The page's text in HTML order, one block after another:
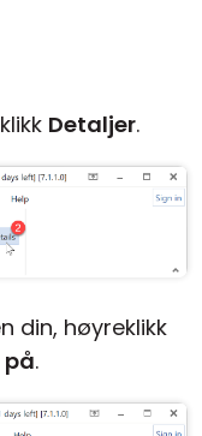
Detaljer.
din, høyreklikk
på.